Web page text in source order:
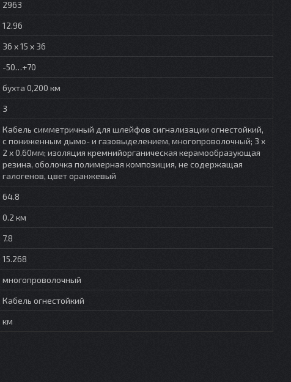
2963
12.96
36 x 15 x 36
-50…+70
бухта 0,200 км
3
Кабель симметричный для шлейфов сигнализации огнестойкий,
с пониженным дымо- и газовыделением, многопроволочный; 3 х
2 х 0.60мм; изоляция кремнийорганическая керамообразующая
резина, оболочка полимерная композиция, не содержащая
галогенов, цвет оранжевый
64.8
0.2 км
7.8
15.268
многопроволочный
Кабель огнестойкий
км